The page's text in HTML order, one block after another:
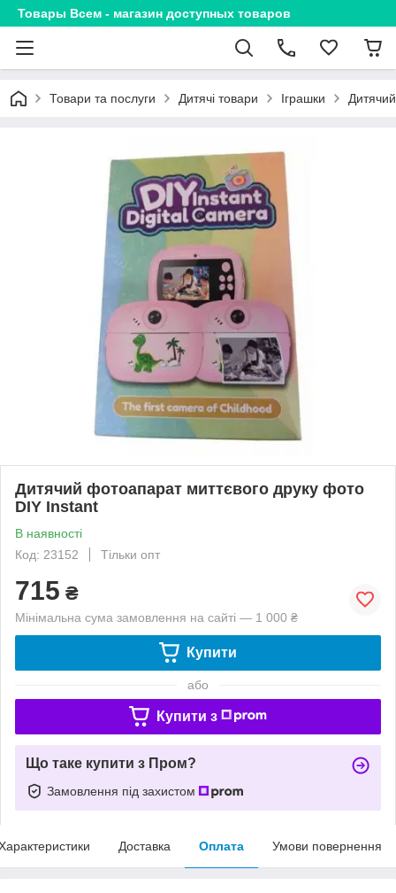
Товары Всем - магазин доступных товаров
Товари та послуги Дитячі товари Іграшки
Дитячий фотоапарат миттєвого друку фото
DIY Instant
В наявності
Код: 23152
Тільки опт
715 ₴
Мінімальна сума замовлення на сайті — 1 000 ₴
Купити
або
Купити з
Що таке купити з Пром?
Замовлення під захистом
Доставка Оплата Умови повернення